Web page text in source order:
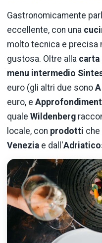
Gastronomicamente
eccellente, con una
molto tecnica e precisa
gustosa. Oltre alla carta
menu intermedio
euro (gli altri due sono
euro, e
quale Wildenberg
locale, con prodotti che
Venezia e dall'Adriatico